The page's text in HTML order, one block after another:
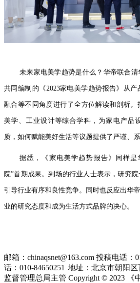
未来家电美学趋势是什么？华帝联合清
共同编制的《2023家电美学趋势报告》从
融合等不同角度进行了全方位解读和剖析。
美学、工业设计等综合学科，为家电产品
质，如何赋能美好生活等议题提供了严谨、系
据悉，《家电美学趋势报告》同样是
院”首期成果。到场的行业人士表示，研究
引导行业有序和良性竞争。同时也反应出华
业的研究态度和成为生活方式品牌的决心。
邮箱：chinaqsnet@163.com 投稿电话：
话：010-84650251 地址：北京市朝阳
监督管理总局主管 Copyright © 2023 《